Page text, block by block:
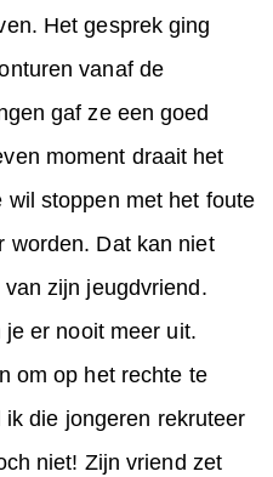
Het gesprek ging
vanaf de
gaf ze een goed
moment draait het
stoppen met het foute
worden. Dat kan niet
zijn jeugdvriend.
er nooit meer uit.
om op het rechte te
die jongeren rekruteer
niet! Zijn vriend zet